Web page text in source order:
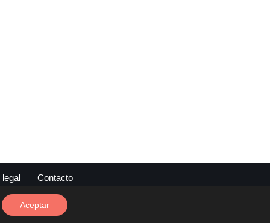
Contacto
Aceptar